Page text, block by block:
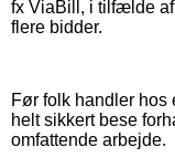
fx ViaBill, i tilfælde
flere bidder.
Før folk handler hos
helt sikkert bese
omfattende arbejde.